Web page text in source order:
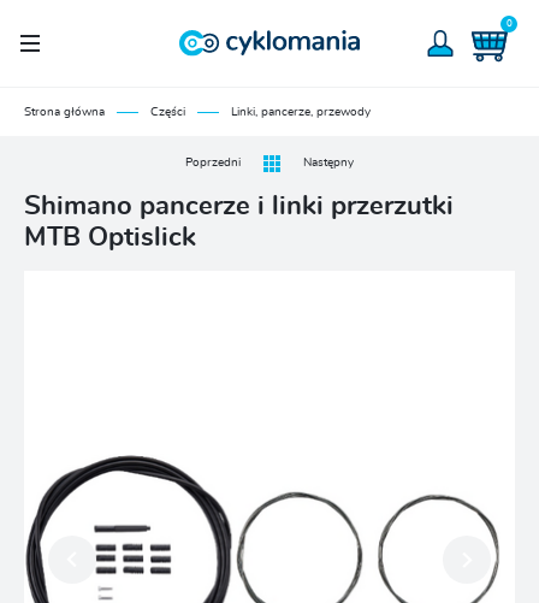
0
Strona główna Części Linki, pancerze, przewody
Poprzedni Następny
Shimano pancerze i linki przerzutki
MTB Optislick